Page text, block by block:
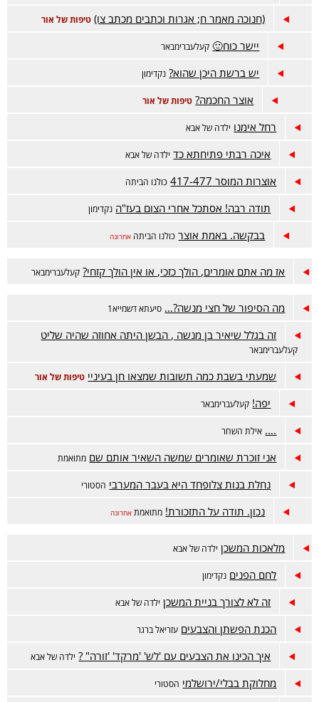
(חנוכה מאמר ח; אגרות וכתבים מכתב צו) טיפות של אור
יישר כוח🙂 קעלעברימבאר
יש ברשת היכן שהוא? נקדימון
אוצר החכמה? טיפות של אור
רחל אימנו ילדה של אבא
איכה רבתי פתיחתא כד ילדה של אבא
אוצרות המוסר 417-477 כולנו הביתה
תודה רבה! אסתכל אחרי הצום בעז"ה נקדימון
בבקשה. באמת אוצר כולנו הביתה אחרונה
אז מה אתם אומרים, הולך כזכי, או אין הולך קזחי? קעלעברימבאר
מה הסיפור של חצי מנשה?… סיעתא דשמייא1
זה בגלל שיאיר בן מנשה , הבשן היתה אחוזה שהיה שליט
קעלעברימבאר
שמעתי בשבת כמה תשובות שמצאו חן בעיניי טיפות של אור
יפה! קעלעברימבאר
.... אילת השחר
אני זוכרת שאומרים שמשה השאיר אותם שם מתואמת
נחלת בנות צלופחד היא בעבר המערבי הסטורי
נכון. תודה על התזכורת! מתואמת אחרונה
מלאכות המשכן ילדה של אבא
לחם הפנים נקדימון
זה לא לצורך בניית המשכן ילדה של אבא
הכנת הפשתן והצבעים עזריאל ברגר
איך הכינו את הצבעים עם 'לש' 'מרקד' 'זורה" ? ילדה של אבא
מחלוקת בבלי/ירושלמי הסטורי